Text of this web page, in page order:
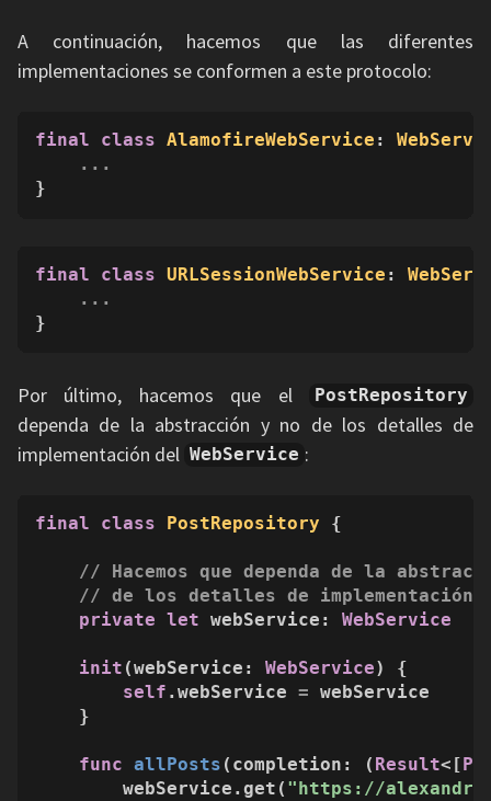
A continuación, hacemos que las diferentes
implementaciones se conformen a este protocolo:
final class AlamofireWebService :
...
}
final class URLSessionWebService :
...
}
Por último, hacemos que el PostRepository
dependa de la abstracción y no de los detalles de
implementación del WebService :
final class PostRepository {
// Hacemos que dependa de la
// de los detalles de implementación
private let webService: WebService
init (webService : WebService) {
self .webService = webService
    }
func allPosts ( completion : ( Result<[
        webService.get(
"https://